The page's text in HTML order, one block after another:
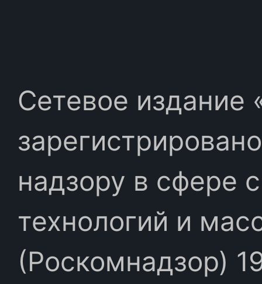
Сетевое издание
надзору в сфере
технологий и
(Роскомнадзор)